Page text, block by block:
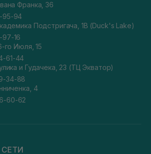
Франка, 36
95-94
Подстригача, 1В (Duck's Lake)
97-16
го Июля, 15
61-44
и Гудачека, 23 (ТЦ Экватор)
34-88
4
60-62